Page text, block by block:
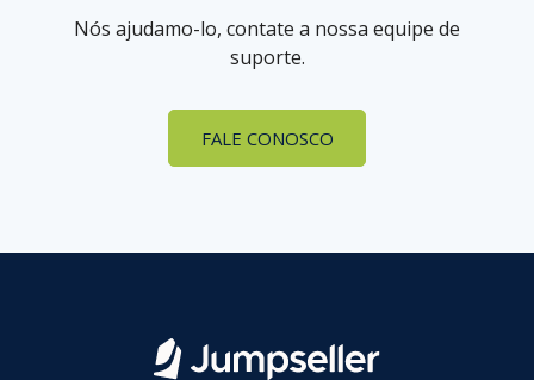
Nós ajudamo-lo, contate a nossa equipe de
suporte.
FALE CONOSCO